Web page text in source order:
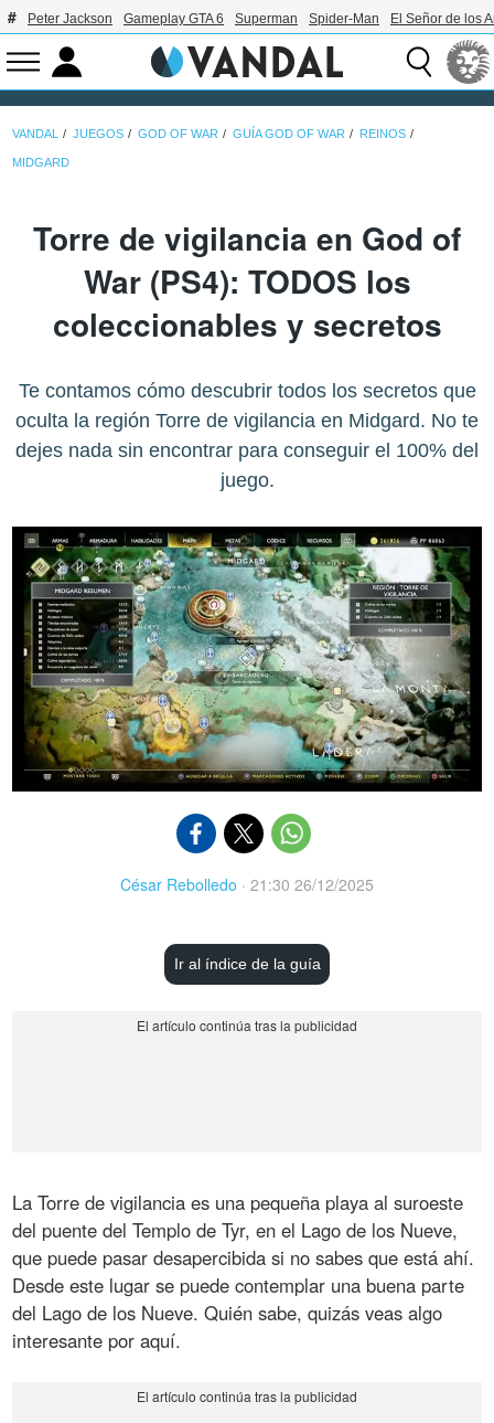
Peter Jackson Gameplay GTA 6 Superman Spider-Man El Señor de los
VANDAL JUEGOS GOD OF WAR GUÍA GOD OF WAR REINOS
MIDGARD
Torre de vigilancia en God of
War (PS4): TODOS los
coleccionables y secretos
Te contamos cómo descubrir todos los secretos que
oculta la región Torre de vigilancia en Midgard. No te
dejes nada sin encontrar para conseguir el 100% del
juego.
César Rebolledo · 21:30 26/12/2025
Ir al índice de la guía
La Torre de vigilancia es una pequeña playa al suroeste
del puente del Templo de Tyr, en el Lago de los Nueve,
que puede pasar desapercibida si no sabes que está ahí.
Desde este lugar se puede contemplar una buena parte
del Lago de los Nueve. Quién sabe, quizás veas algo
interesante por aquí.